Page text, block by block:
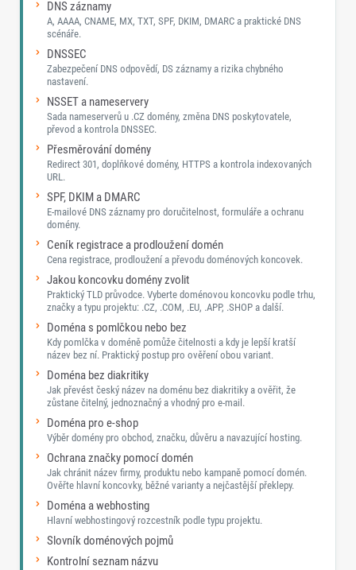
DNS záznamy
A, AAAA, CNAME, MX, TXT, SPF, DKIM, DMARC a praktické DNS
scénáře.
DNSSEC
Zabezpečení DNS odpovědí, DS záznamy a rizika chybného
nastavení.
NSSET a nameservery
Sada nameserverů u .CZ domény, změna DNS poskytovatele,
převod a kontrola DNSSEC.
Přesměrování domény
Redirect 301, doplňkové domény, HTTPS a kontrola indexovaných
URL.
SPF, DKIM a DMARC
E-mailové DNS záznamy pro doručitelnost, formuláře a ochranu
domény.
Ceník registrace a prodloužení domén
Cena registrace, prodloužení a převodu doménových koncovek.
Jakou koncovku domény zvolit
Praktický TLD průvodce. Vyberte doménovou koncovku podle trhu,
značky a typu projektu: .CZ, .COM, .EU, .APP, .SHOP a další.
Doména s pomlčkou nebo bez
Kdy pomlčka v doméně pomůže čitelnosti a kdy je lepší kratší
název bez ní. Praktický postup pro ověření obou variant.
Doména bez diakritiky
Jak převést český název na doménu bez diakritiky a ověřit, že
zůstane čitelný, jednoznačný a vhodný pro e-mail.
Doména pro e-shop
Výběr domény pro obchod, značku, důvěru a navazující hosting.
Ochrana značky pomocí domén
Jak chránit název firmy, produktu nebo kampaně pomocí domén.
Ověřte hlavní koncovky, běžné varianty a nejčastější překlepy.
Doména a webhosting
Hlavní webhostingový rozcestník podle typu projektu.
Slovník doménových pojmů
Kontrolní seznam názvu